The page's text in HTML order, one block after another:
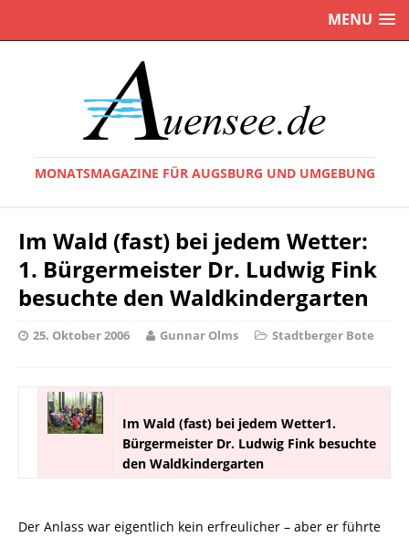
MENU
MONATSMAGAZINE FÜR AUGSBURG UND UMGEBUNG
Im Wald (fast) bei jedem Wetter:
1. Bürgermeister Dr. Ludwig Fink
besuchte den Waldkindergarten
25. Oktober 2006 Gunnar Olms Stadtberger Bote
Im Wald (fast) bei jedem Wetter1.
Bürgermeister Dr. Ludwig Fink besuchte
den Waldkindergarten
Der Anlass war eigentlich kein erfreulicher – aber er führte